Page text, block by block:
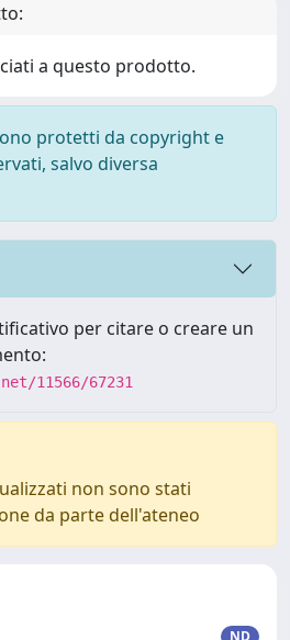
a questo prodotto.
protetti da copyright e
salvo diversa
per citare o creare un
11566/67231
non sono stati
da parte dell'ateneo